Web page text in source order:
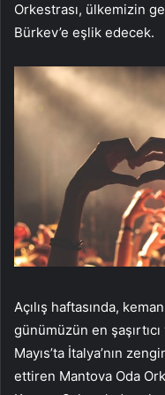
Orkestrası, ülkemizin
Bürkev’e eşlik edecek.
Açılış haftasında,
günümüzün en
Mayıs’ta İtalya’nın
ettiren Mantova Oda